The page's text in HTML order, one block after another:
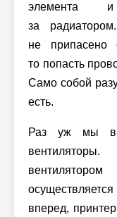
элемента и
за
не припасено
то попасть
Само собой
есть.
Раз уж мы
вперед, принтер